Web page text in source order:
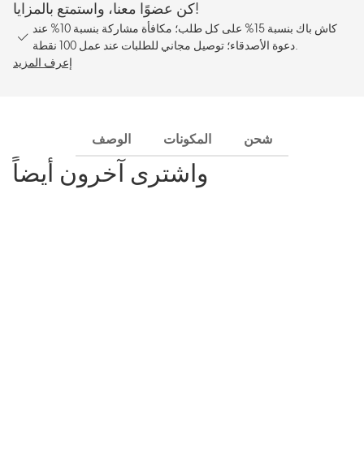
كن عضوًا معنا، واستمتع بالمزايا!
كاش باك بنسبة 15% على كل طلب؛ مكافأة مشاركة بنسبة 10% عند
دعوة الأصدقاء؛ توصيل مجاني للطلبات عند عمل 100 نقطة.
إعرف المزيد
الوصف المكونات شحن
واشترى آخرون أيضاً